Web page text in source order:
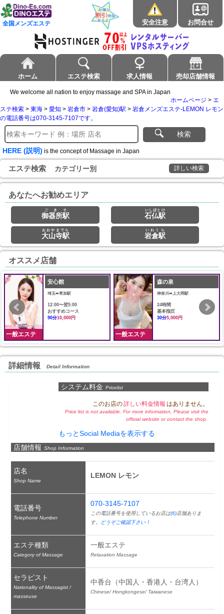
全国メンズエステ 安全注意 お問合せ
ホーム エステ検索 求人情報 売却店舗情報
We welcome all nation to enjoy massage and SPA in Japan
ホームページ > エ
ステ検索 > 東海 > 愛知 > 岩倉市 > 岩倉(愛知)駅 > 岩倉メンズエステ-LEMON レモン
の電話番号は070-3145-7107です。
検索
HERE (説明) is the concept of Massage in Japan
エステ検索 カテゴリー別 詳しい検索
あなたへお勧めエリア
御器所駅
ごきそ
石仏駅
いしぼとけ
大山寺駅
おおやまでら
岩倉駅
いわくら
オススメ店舗
一般エステ
安心館
埼玉➠草加駅
12:00〜翌5:00
おすすめコース
90分10,000円
一般エステ
森の泉
神奈川➠上大岡駅
24時間
基本指圧
30分5,000円
詳細情報 Detail Information
システム料金 Pricelist
このお店の詳しい料金情報 はありません。
Price list is not available. For more information, Please visit the
official website or contact the shop.
もっとSocial Mediaを表示する
店舗情報 Shop Information
店名
Shop Name
LEMON レモン
電話番号
Telephone Number
070-3145-7107
この電話番号を使用しているお店は(6)店舗ありま
す。
どうぞご確認下さい！
エステ種類
Category of Massage
一般エステ
Relaxation Massage
セラピスト
Nationality of Massagist /
masseuse
中香台（中国人・香港人・台湾人）
Chinese/ Hongkongese/ Taiwanese